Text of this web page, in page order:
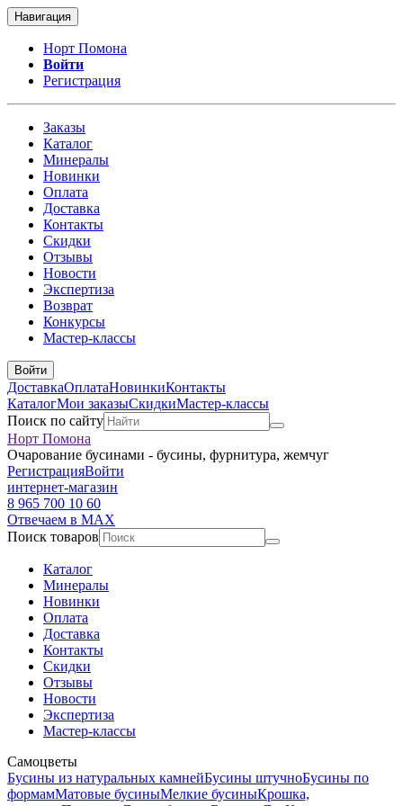
Навигация
Норт Помона
Войти
Регистрация
Заказы
Каталог
Минералы
Новинки
Оплата
Доставка
Контакты
Скидки
Отзывы
Новости
Экспертиза
Возврат
Конкурсы
Мастер-классы
Войти
ДоставкаОплатаНовинкиКонтакты
КаталогМои заказыСкидкиМастер-классы
Поиск по сайту
Норт Помона
Очарование бусинами - бусины, фурнитура, жемчуг
РегистрацияВойти
интернет-магазин
8 965 700 10 60
Отвечаем в MAX
Поиск товаров
Каталог
Минералы
Новинки
Оплата
Доставка
Контакты
Скидки
Отзывы
Новости
Экспертиза
Мастер-классы
Самоцветы
Бусины из натуральных камнейБусины штучноБусины по
формамМатовые бусиныМелкие бусиныКрошка,